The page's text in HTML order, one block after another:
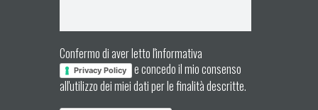
Confermo di aver letto l'informativa
Privacy Policy
e concedo il mio consenso
all'utilizzo dei miei dati per le finalità descritte.